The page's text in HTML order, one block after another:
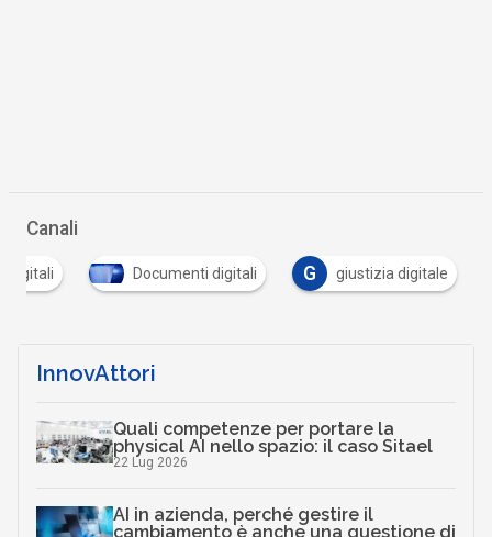
Canali
digitali Documenti digitali G giustizia digitale
InnovAttori
Quali competenze per portare la
physical AI nello spazio: il caso Sitael
22 Lug 2026
AI in azienda, perché gestire il
cambiamento è anche una questione di